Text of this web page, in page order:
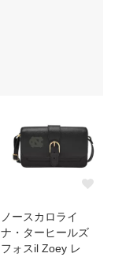
ノースカロライ
ナ・ターヒールズ
フォスil Zoey レ